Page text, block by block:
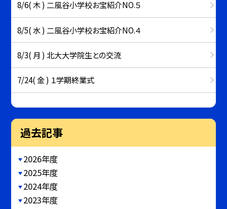
8/6( 木 ) 二風谷小学校お宝紹介NO.５
8/5( 水 ) 二風谷小学校お宝紹介NO.４
8/3( 月 ) 北大大学院生との交流
7/24( 金 ) １学期終業式
過去記事
2026年度
2025年度
2024年度
2023年度